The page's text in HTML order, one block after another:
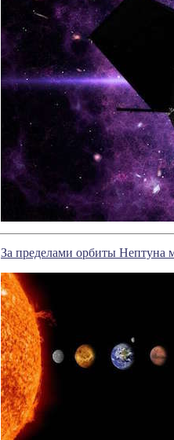
За пределами орбиты Нептуна